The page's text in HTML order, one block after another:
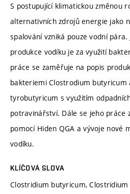
S postupující klimatickou změnou
alternativních zdrojů energie jako
spalování vzniká pouze vodní pára.
produkce vodíku je za využití
práce se zaměřuje na popis
bakteriemi Clostrodium butyricum
tyrobutyricum s využitím
potravinářství. Dále se jeho práce
pomocí Hiden QGA a vývoje nové
vodíku.
KLÍČOVÁ SLOVA
Clostridium butyricum,